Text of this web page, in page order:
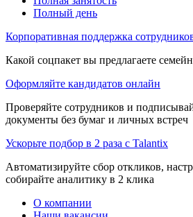
Полный день
Корпоративная поддержка
Какой соцпакет вы предлагаете
Оформляйте кандидатов онлайн
Проверяйте сотрудников и
документы без бумаг и личных встреч
Ускорьте подбор в 2 раза с Talantix
Автоматизируйте сбор откликов,
собирайте аналитику в 2 клика
О компании